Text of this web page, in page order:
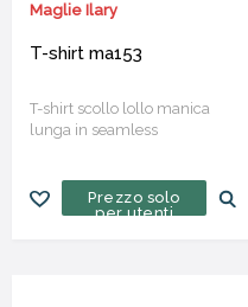
Maglie Ilary
T-shirt ma153
T-shirt scollo lollo manica
lunga in seamless
Prezzo solo
per utenti